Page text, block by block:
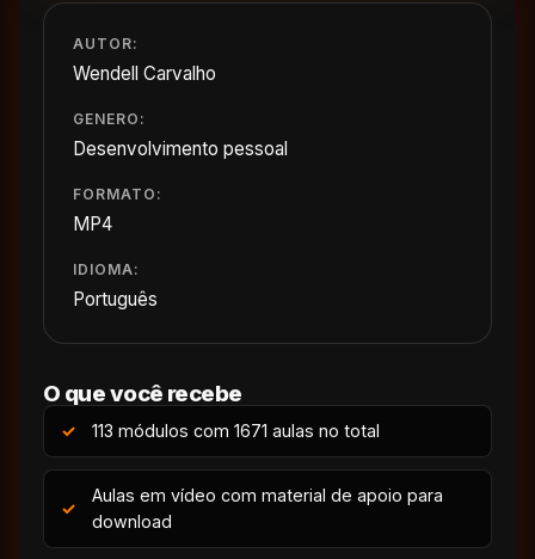
AUTOR:
Wendell Carvalho
GENERO:
Desenvolvimento pessoal
FORMATO:
MP4
IDIOMA:
Português
O que você recebe
113 módulos com 1671 aulas no total
Aulas em vídeo com material de apoio para
download